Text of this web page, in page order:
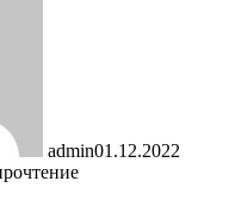
admin01.12.2022